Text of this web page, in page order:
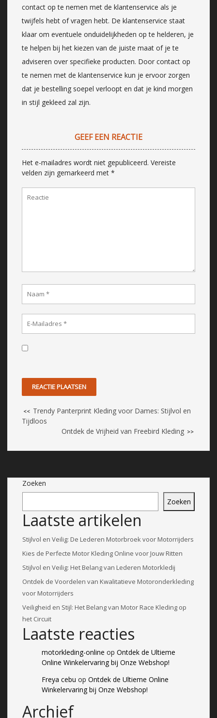
contact op te nemen met de klantenservice als je
twijfels hebt of vragen hebt. De klantenservice staat
klaar om eventuele onduidelijkheden op te helderen, je
te helpen bij het kiezen van de juiste maat of je te
adviseren over specifieke producten. Door contact op
te nemen met de klantenservice kun je ervoor zorgen
dat je bestelling soepel verloopt en dat je kind morgen
in stijl gekleed zal zijn.
GEEF EEN REACTIE
Het e-mailadres wordt niet gepubliceerd. Vereiste
velden zijn gemarkeerd met *
<< Trendy Panterprint Kleding voor Dames: Stijlvol en
Tijdloos
Ontdek de Vrijheid van Freebird Kleding >>
Zoeken
Zoeken
Laatste artikelen
Stijlvol en Veilig: De Lederen Motorbroek voor Motorrijders
Kies de Perfecte Motor Kleding Online voor Jouw Ritten
Stijlvol en Veilig: Het Belang van Lederen Motorkledij
Ontdek de Voordelen van Kwalitatieve Motoronderkleding
voor Motorrijders
Veiligheid en Stijl: Het Belang van Motor Race Kleding op
het Circuit
Laatste reacties
motorkleding-online op Ontdek de Ultieme
Online Winkelervaring bij Onze Webshop!
Freya cebu op Ontdek de Ultieme Online
Winkelervaring bij Onze Webshop!
Archief